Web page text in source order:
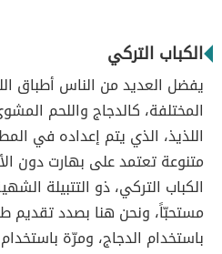
الكباب التركي
يفضل العديد من الناس أطباق
المختلفة، كالدجاج واللحم
اللذيذ، الذي يتم إعداده في
متنوعة تعتمد على بهارت دون
الكباب التركي، ذو التتبيلة
مستحبّاً، ونحن هنا بصدد تقديم
باستخدام الدجاج، ومرّة